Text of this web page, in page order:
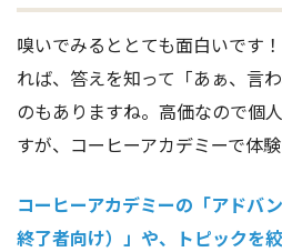
嗅いでみるととても面白いです
れば、答えを知って「あぁ、言
のもありますね。高価なので個
すが、コーヒーアカデミーで体
コーヒーアカデミーの「アドバ
終了者向け）」や、トピックを